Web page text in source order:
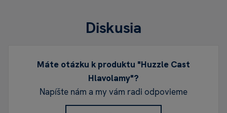
Diskusia
Máte otázku k produktu "Huzzle Cast
Hlavolamy"?
Napíšte nám a my vám radi odpovieme